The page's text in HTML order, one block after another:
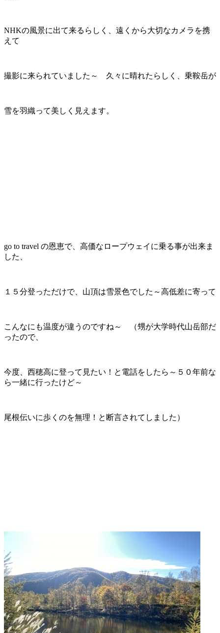
NHKの風景に出て来るらしく、遠くから大切なカメラを携
えて
撮影に来られていました～ 久々に晴れたらしく、乗鞍岳が
雪を羽織って美しく見えます。
go to travel の恩恵で、高価なロープウェイに乗る事が出来ま
した、
１５分登っただけで、山頂は雪景色でした～高低差に寄って
こんなにも温度が違うのですね～ （甥が大学時代山岳部だ
ったので、
今度、西穂高に登って見たい！と電話をしたら～５０年前な
ら一緒に行ったけど～
尾根伝いに歩くのを無理！と断言されてしました）